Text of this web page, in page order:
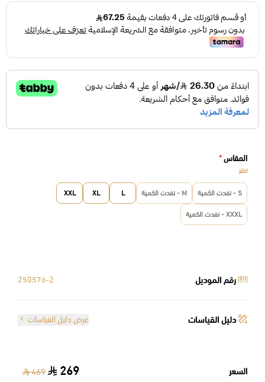
المقاس*
اختر
S - نفدت الكمية M - نفدت الكمية L
XL
XXL
XXXL - نفدت الكمية
رقم الموديل 250576-2
دليل القياسات عرض دليل القياسات
السعر 269
469